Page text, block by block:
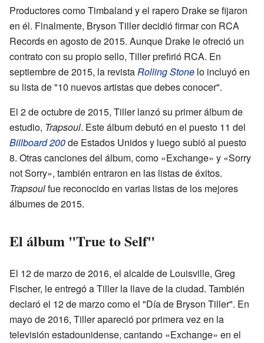
Productores como Timbaland y el rapero Drake se fijaron
en él. Finalmente, Bryson Tiller decidió firmar con RCA
Records en agosto de 2015. Aunque Drake le ofreció un
contrato con su propio sello, Tiller prefirió RCA. En
septiembre de 2015, la revistaRolling Stone lo incluyó en
su lista de "10 nuevos artistas que debes conocer".
El 2 de octubre de 2015, Tiller lanzó su primer álbum de
estudio, Trapsoul. Este álbum debutó en el puesto 11 del
Billboard 200de Estados Unidos y luego subió al puesto
8. Otras canciones del álbum, como «Exchange» y «Sorry
not Sorry», también entraron en las listas de éxitos.
Trapsoulfue reconocido en varias listas de los mejores
álbumes de 2015.
El álbum "True to Self"
El 12 de marzo de 2016, el alcalde de Louisville, Greg
Fischer, le entregó a Tiller la llave de la ciudad. También
declaró el 12 de marzo como el "Día de Bryson Tiller". En
mayo de 2016, Tiller apareció por primera vez en la
televisión estadounidense, cantando «Exchange» en el